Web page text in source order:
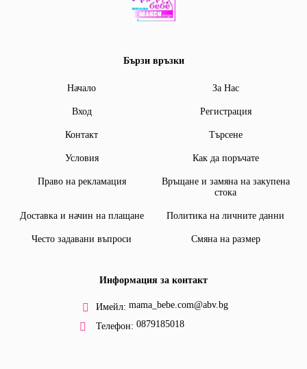
Бързи връзки
Начало За Нас
Вход Регистрация
Контакт Търсене
Условия Как да поръчате
Право на рекламация
Връщане и замяна на закупена
стока
Доставка и начин на плащане Политика на личните данни
Често задавани въпроси Смяна на размер
Информация за контакт
Имейл: mama_bebe.com@abv.bg
Телефон: 0879185018